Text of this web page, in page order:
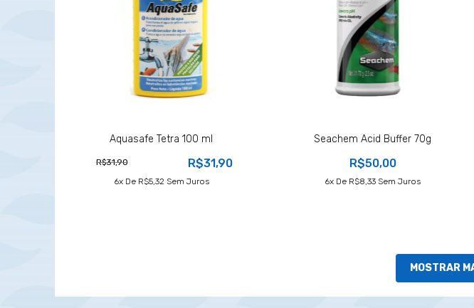
Aquasafe Tetra 100 ml
R$31,90 R$31,90
6X De R$5,32 Sem Juros
Seachem Acid Buffer 70g
R$50,00
6X De R$8,33 Sem Juros
MOSTRAR